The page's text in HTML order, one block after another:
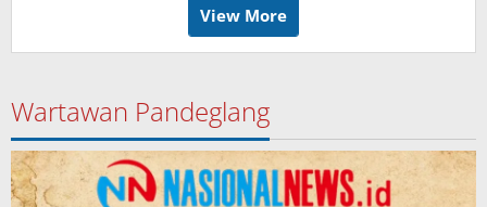
View More
Wartawan Pandeglang